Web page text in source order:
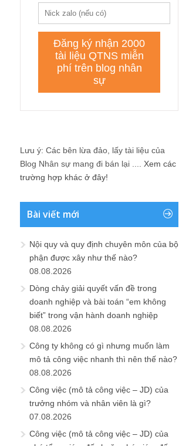
Lưu ý: Các bên lừa đảo, lấy tài liệu của
Blog Nhân sự mang đi bán lại .... Xem các
trường hợp khác ở đây!
Bài viết mới
Nội quy và quy định chuyên môn của bộ
phận được xây như thế nào?
08.08.2026
Dòng chảy giải quyết vấn đề trong
doanh nghiệp và bài toán “em không
biết” trong vận hành doanh nghiệp
08.08.2026
Công ty không có gì nhưng muốn làm
mô tả công việc nhanh thì nên thế nào?
08.08.2026
Công việc (mô tả công việc – JD) của
trưởng nhóm và nhân viên là gì?
07.08.2026
Công việc (mô tả công việc – JD) của